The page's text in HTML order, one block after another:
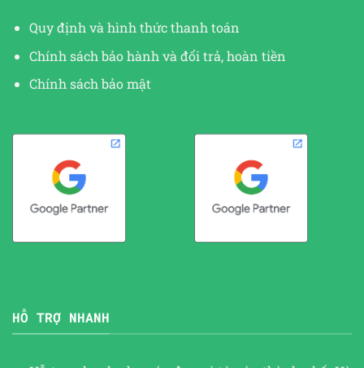
Quy định và hình thức thanh toán
Chính sách bảo hành và đổi trả, hoàn tiền
Chính sách bảo mật
HỖ TRỢ NHANH